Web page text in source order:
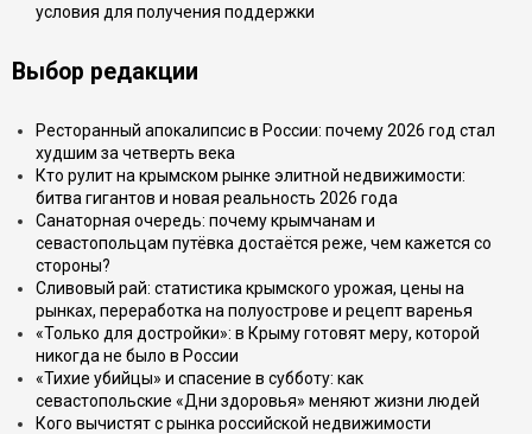
условия для получения поддержки
Выбор редакции
Ресторанный апокалипсис в России: почему 2026 год стал
худшим за четверть века
Кто рулит на крымском рынке элитной недвижимости:
битва гигантов и новая реальность 2026 года
Санаторная очередь: почему крымчанам и
севастопольцам путёвка достаётся реже, чем кажется со
стороны?
Сливовый рай: статистика крымского урожая, цены на
рынках, переработка на полуострове и рецепт варенья
«Только для достройки»: в Крыму готовят меру, которой
никогда не было в России
«Тихие убийцы» и спасение в субботу: как
севастопольские «Дни здоровья» меняют жизни людей
Кого вычистят с рынка российской недвижимости